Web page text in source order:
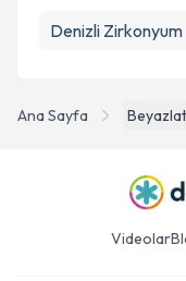
Ana Sayfa
Denizli Zirkonyum
Videolar